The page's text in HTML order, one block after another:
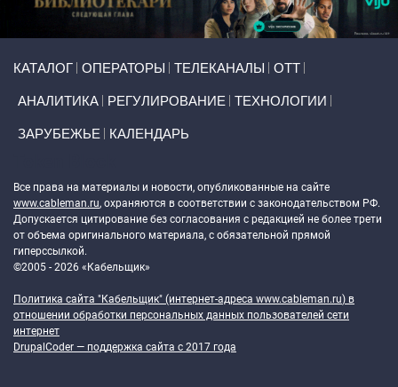
КАТАЛОГ ОПЕРАТОРЫ ТЕЛЕКАНАЛЫ ОТТ
АНАЛИТИКА РЕГУЛИРОВАНИЕ ТЕХНОЛОГИИ
ЗАРУБЕЖЬЕ КАЛЕНДАРЬ
Все права на материалы и новости, опубликованные на сайте
www.cableman.ru, охраняются в соответствии с законодательством РФ.
Допускается цитирование без согласования с редакцией не более трети
от объема оригинального материала, с обязательной прямой
гиперссылкой.
©2005 - 2026 «Кабельщик»
Политика сайта "Кабельщик" (интернет-адреса www.cableman.ru) в
отношении обработки персональных данных пользователей сети
интернет
DrupalCoder — поддержка сайта c 2017 года